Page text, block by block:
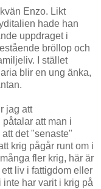
Enzo. Likt
hade han
uppdraget i
bröllop och
I stället
blir en ung änka,
jag att
att man i
det "senaste"
krig pågår runt om i
fler krig, här är
liv i fattigdom eller
inte har varit i krig på